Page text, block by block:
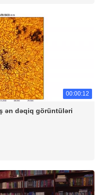
00:00:12
ən dəqiq görüntüləri